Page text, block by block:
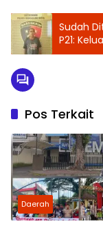
Sudah
P21:
Pelaku
Pos Terkait
Daerah